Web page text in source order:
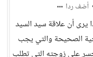
أضف ردا
يرى أن علاقة سيد السيد
الصحيحة والتي يجب